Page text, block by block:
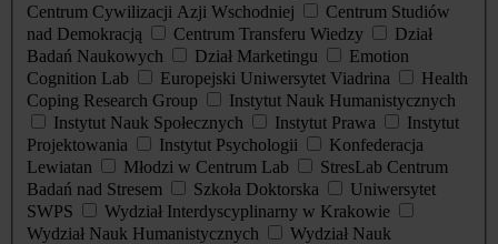
Centrum Cywilizacji Azji Wschodniej
Centrum Studiów
nad Demokracją
Centrum Transferu Wiedzy
Dział
Badań Naukowych
Dział Marketingu
Emotion
Cognition Lab
Europejski Uniwersytet Viadrina
Health
Coping Research Group
Instytut Nauk Humanistycznych
Instytut Nauk Społecznych
Instytut Prawa
Instytut
Projektowania
Instytut Psychologii
Konfederacja
Lewiatan
Młodzi w Centrum Lab
StresLab Centrum
Badań nad Stresem
Szkoła Doktorska
Uniwersytet
SWPS
Wydział Interdyscyplinarny w Krakowie
Wydział Nauk Humanistycznych
Wydział Nauk